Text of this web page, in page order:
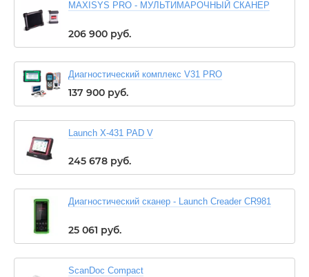
MAXISYS PRO - МУЛЬТИМАРОЧНЫЙ СКАНЕР
206 900руб.
Диагностический комплекс V31 PRO
137 900руб.
Launch X-431 PAD V
245 678руб.
Диагностический сканер - Launch Creader CR981
25 061 руб.
ScanDoc Compact